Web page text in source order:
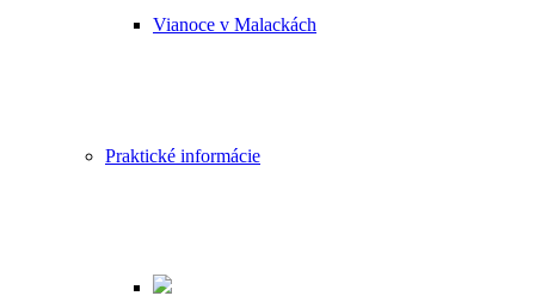
Vianoce v Malackách
Praktické informácie